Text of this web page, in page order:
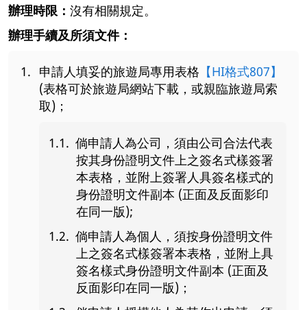
辦理時限： 沒有相關規定。
辦理手續及所須文件：
申請人填妥的旅遊局專用表格 【HI格式807】
(表格可於旅遊局網站下載，或親臨旅遊局索
取)；
倘申請人為公司，須由公司合法代表
按其身份證明文件上之簽名式樣簽署
本表格，並附上簽署人具簽名樣式的
身份證明文件副本 (正面及反面影印
在同一版);
倘申請人為個人，須按身份證明文件
上之簽名式樣簽署本表格，並附上具
簽名樣式身份證明文件副本 (正面及
反面影印在同一版)；